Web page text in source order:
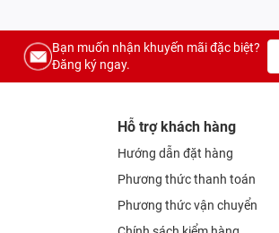
Bạn muốn nhận khuyến mãi đặc biệt?
Đăng ký ngay.
Hỗ trợ khách hàng
Hướng dẫn đặt hàng
Phương thức thanh toán
Phương thức vận chuyển